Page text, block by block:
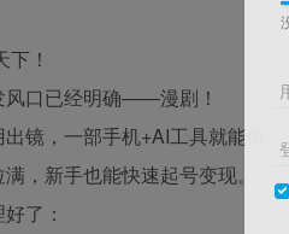
！
风口已经明确——漫剧！
镜，一部手机+AI工具就能做。
，新手也能快速起号变现。
了：